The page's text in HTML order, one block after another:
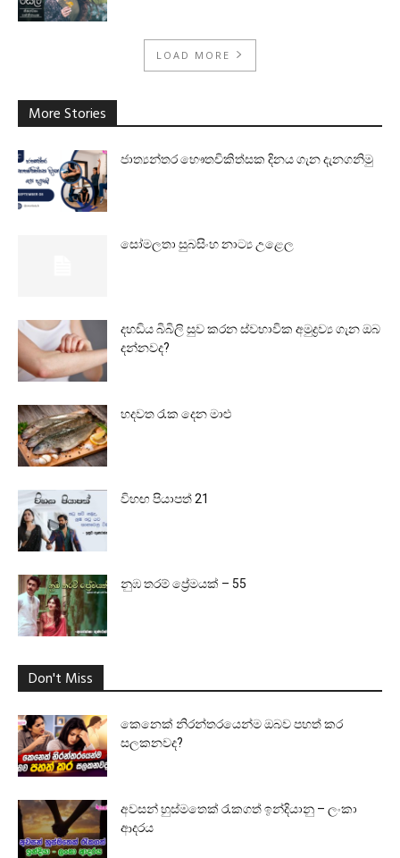
LOAD MORE
More Stories
ජාත්‍යන්තර භෞතචිකිත්සක දිනය ගැන දැනගනිමු
සෝමලතා සුබසිංහ නාට්‍ය උළෙල
දහඩිය බිබිලි සුව කරන ස්වභාවික අමුද්‍රව්‍ය ගැන ඔබ
දන්නවද?
හදවත රැක දෙන මාළු
විහඟ පියාපත් 21
නුඹ තරම් ප්‍රේමයක් – 55
Don't Miss
කෙනෙක් නිරන්තරයෙන්ම ඔබව පහත් කර
සලකනවද?
අවසන් හුස්මතෙක් රැකගත් ඉන්දියානු – ලංකා
ආදරය